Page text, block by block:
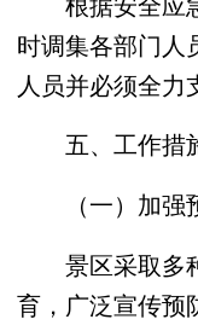
时调集各部门人
人员并必须全力
五、工作措
（一）加强
景区采取多
育，广泛宣传预